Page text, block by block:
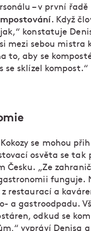
– v první řadě
. Když
konstatuje
mezi sebou mistra
to, aby se
se sklízel kompost.“
se mohou
osvěta se tak
Česku. „Ze
funguje.
z restaurací a
a gastroodpadu.
odkud se
vypráví Denisa